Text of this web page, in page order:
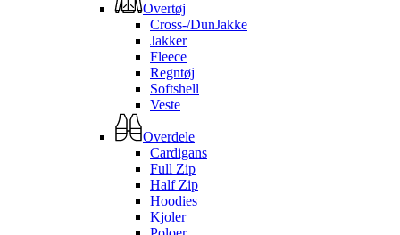
Overtøj
Cross-/DunJakke
Jakker
Fleece
Regntøj
Softshell
Veste
Overdele
Cardigans
Full Zip
Half Zip
Hoodies
Kjoler